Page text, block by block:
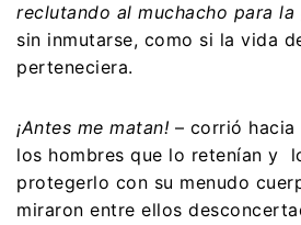
reclutando al muchacho para la
sin inmutarse, como si la vida
perteneciera.
¡Antes me matan! – corrió hacia
los hombres que lo retenían y
protegerlo con su menudo
miraron entre ellos